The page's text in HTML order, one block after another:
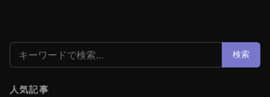
検索: 検索
人気記事